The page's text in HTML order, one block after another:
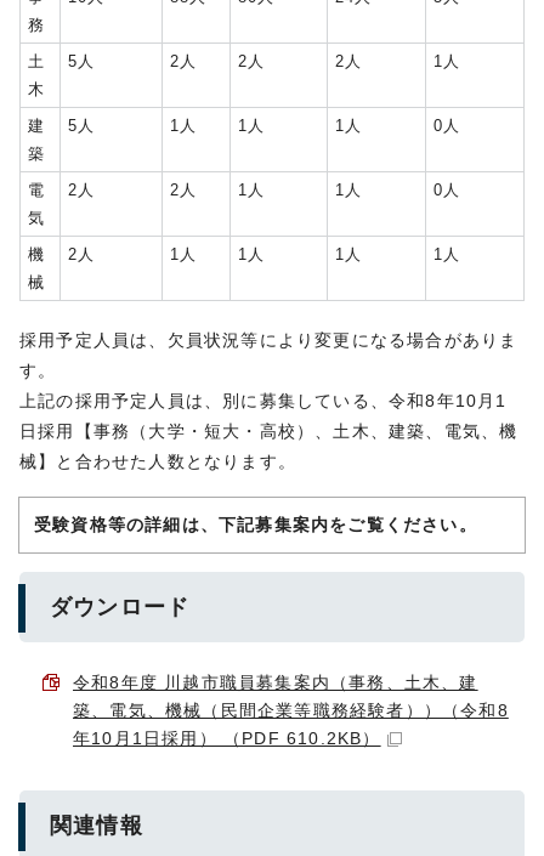
務
土
木
5人 2人 2人 2人 1人
建
築
5人 1人 1人 1人 0人
電
気
2人 2人 1人 1人 0人
機
械
2人 1人 1人 1人 1人
採用予定人員は、欠員状況等により変更になる場合がありま
す。
上記の採用予定人員は、別に募集している、令和8年10月1
日採用【事務（大学・短大・高校）、土木、建築、電気、機
械】と合わせた人数となります。
受験資格等の詳細は、下記募集案内をご覧ください。
ダウンロード
令和8年度 川越市職員募集案内（事務、土木、建
築、電気、機械（民間企業等職務経験者））（令和8
年10月1日採用） （PDF 610.2KB）
関連情報